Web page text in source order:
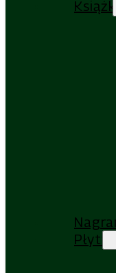
Książki
Płyty